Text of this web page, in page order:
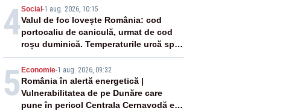
4Social -1 aug. 2026, 10:15
Valul de foc lovește România: cod
portocaliu de caniculă, urmat de cod
roșu duminică. Temperaturile urcă spre
40°C
5 Economie-1 aug. 2026, 09:32
România în alertă energetică |
Vulnerabilitatea de pe Dunăre care
pune în pericol Centrala Cernavodă era